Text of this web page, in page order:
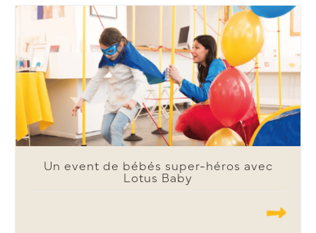
Un event de bébés super-héros avec
Lotus Baby
.......